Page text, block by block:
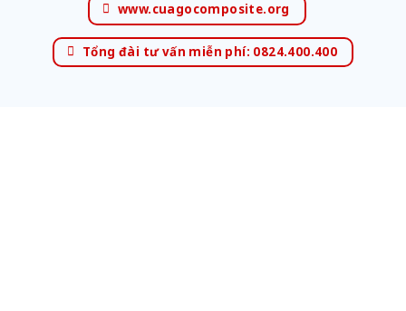
www.cuagocomposite.org
Tổng đài tư vấn miễn phí: 0824.400.400